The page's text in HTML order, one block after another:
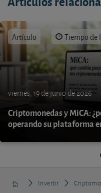
Artículo Tiempo de
viernes, 19 de junio de 2026
Criptomonedas y MiCA:
operando su plataforma
Invertir